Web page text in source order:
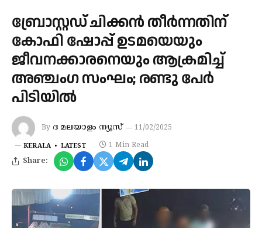
ബ്രോസ്റ്റഡ് ചിക്കൻ തീർന്നതിന്
കോഫി ഷോപ്പ് ഉടമയെയും
ജീവനക്കാരനെയും ആക്രമിച്ച്
അഞ്ചംഗ സംഘം; രണ്ടു പേർ
പിടിയിൽ
By ദ മലയാളം ന്യൂസ്‌ 11/02/2025
KERALA LATEST 1 Min Read
Share: